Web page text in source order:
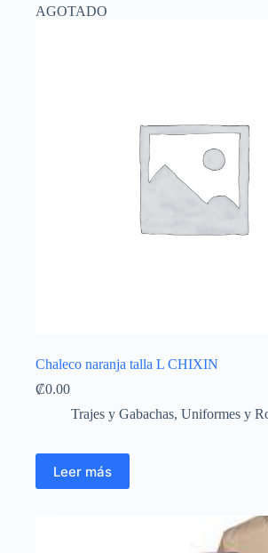
AGOTADO
Chaleco naranja talla L CHIXIN
₡0.00
Trajes y Gabachas, Uniformes y
Leer más